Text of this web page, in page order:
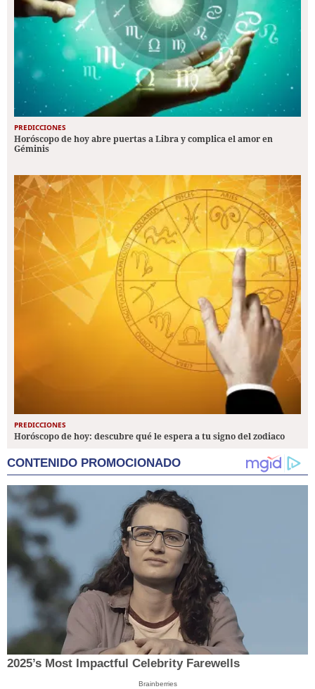
PREDICCIONES
Horóscopo de hoy abre puertas a Libra y complica el amor en
Géminis
PREDICCIONES
Horóscopo de hoy: descubre qué le espera a tu signo del zodiaco
CONTENIDO PROMOCIONADO
2025’s Most Impactful Celebrity Farewells
Brainberries